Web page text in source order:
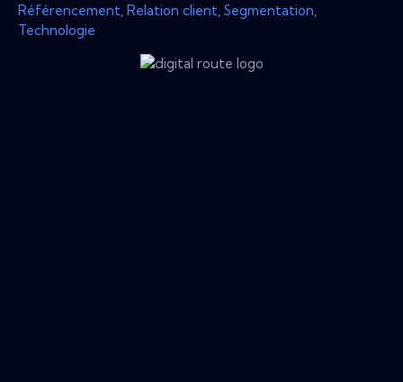
Référencement Relation client Segmentation
Technologie